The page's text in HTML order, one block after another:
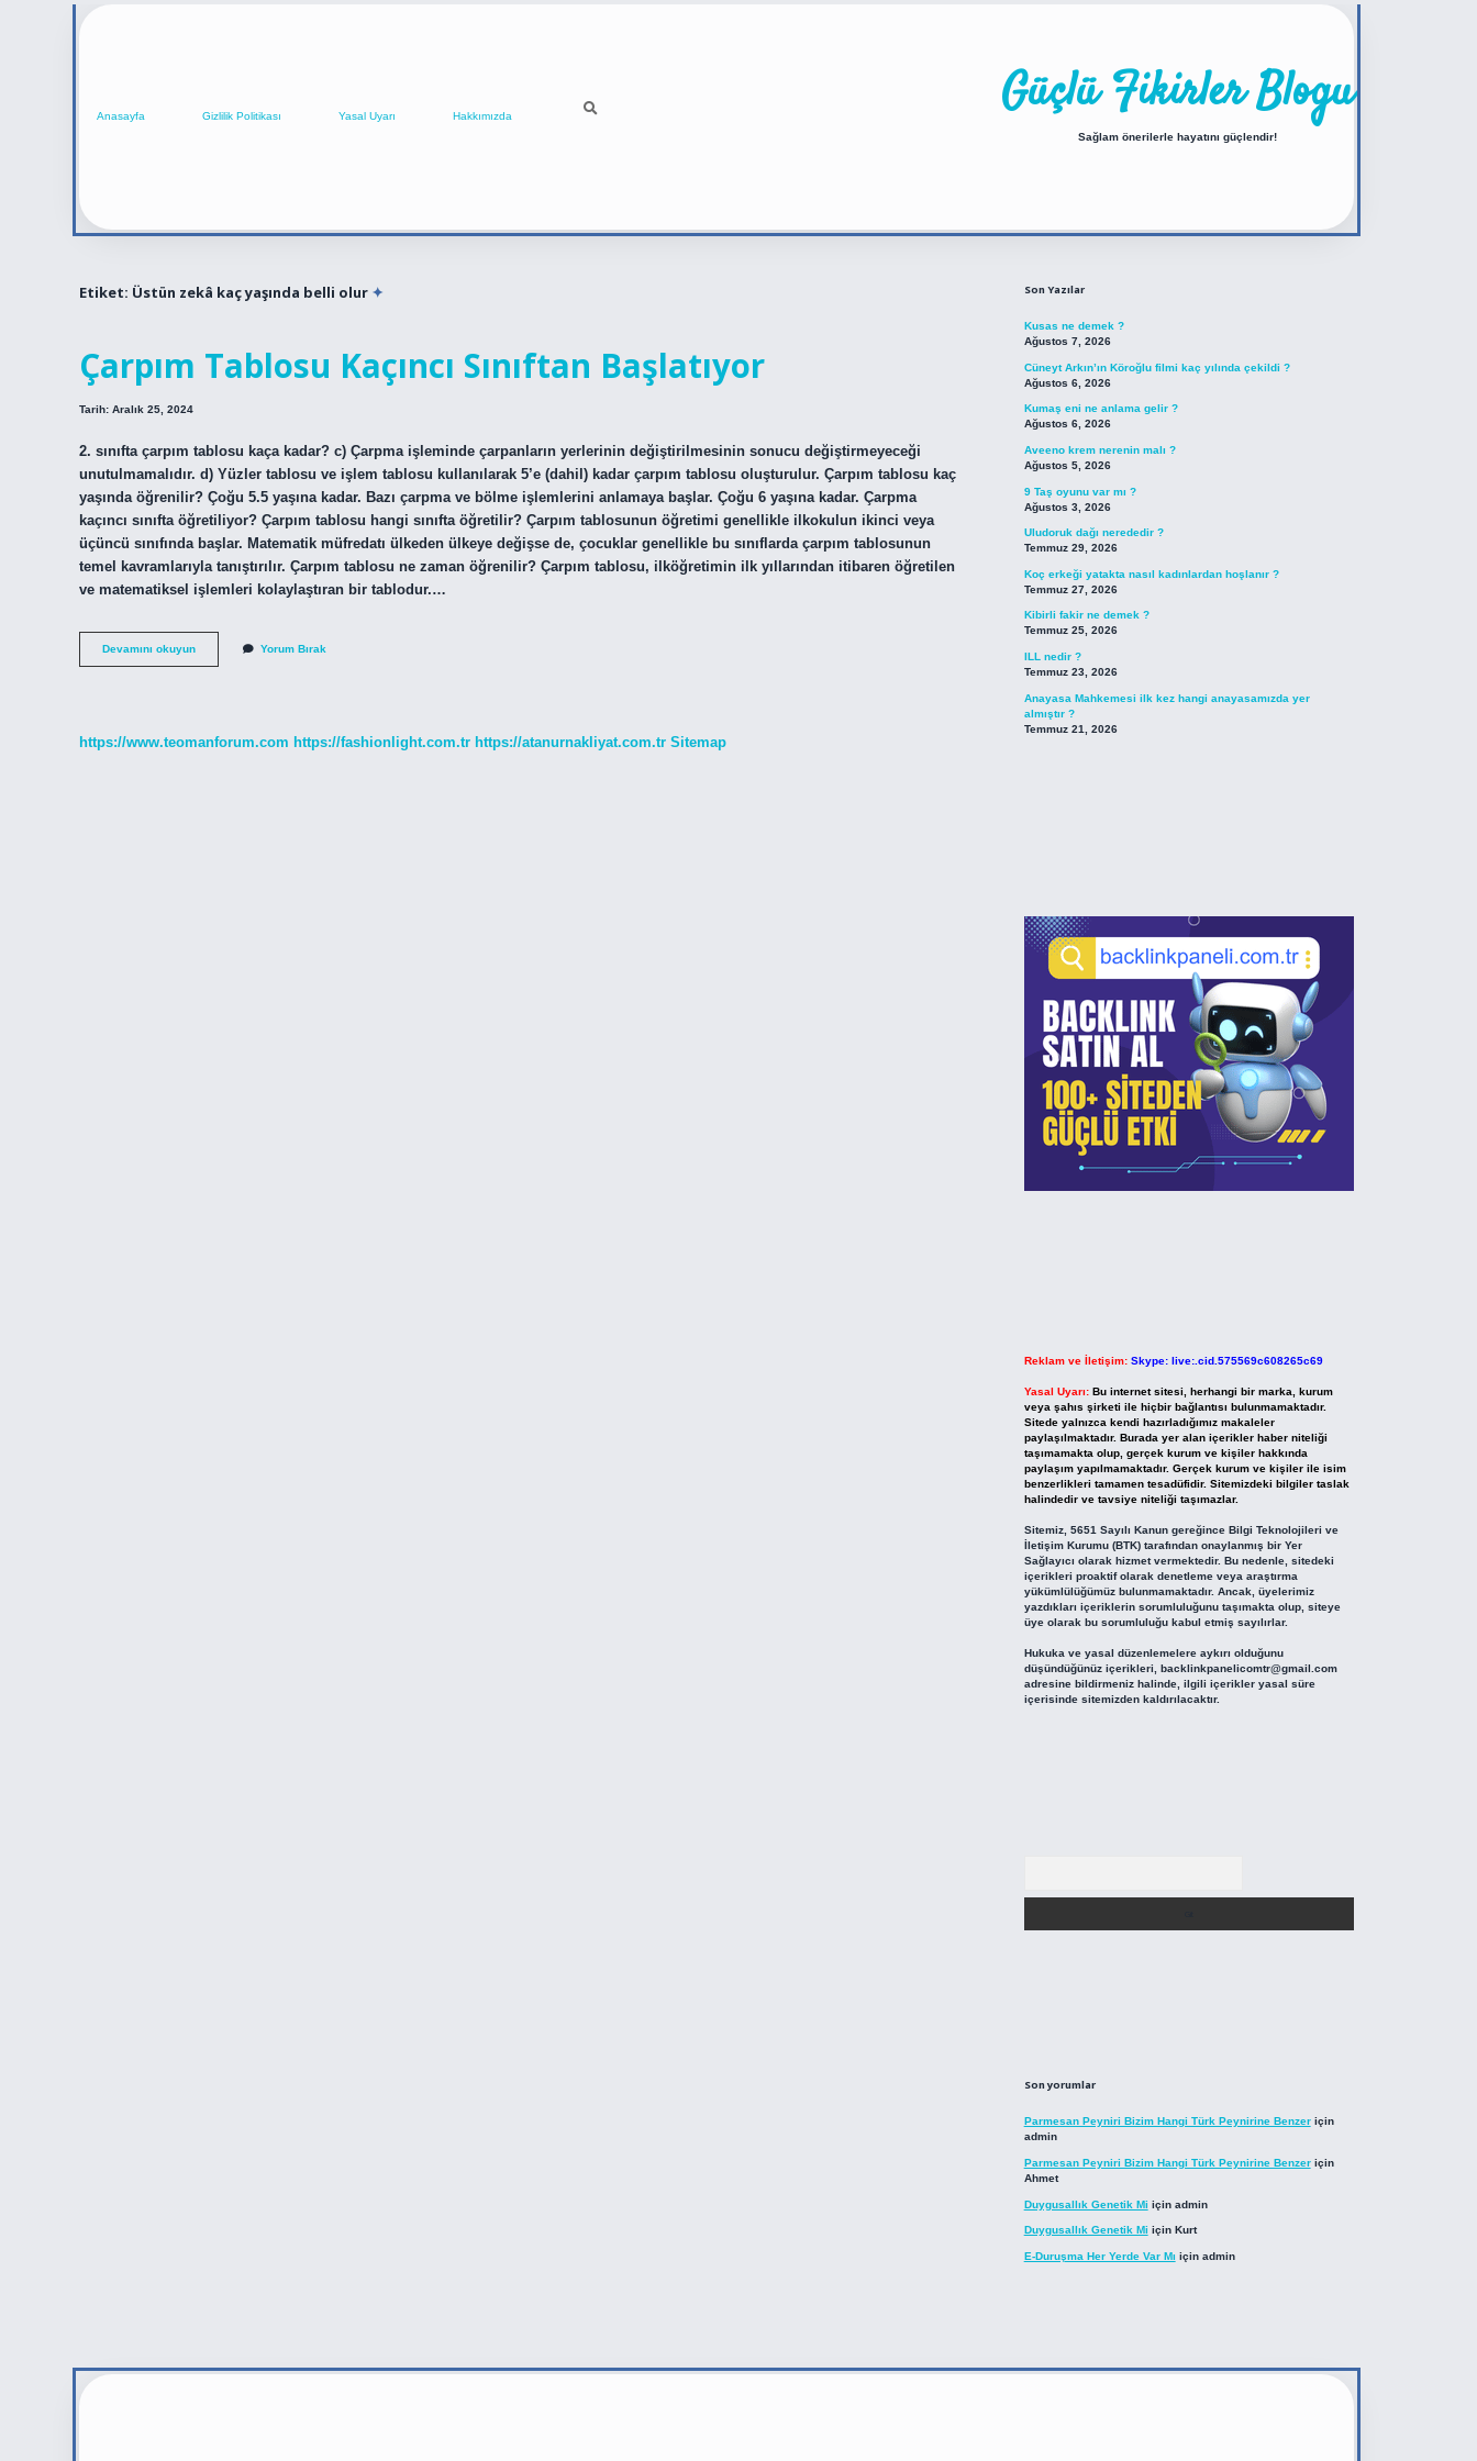
Anasayfa Gizlilik Politikası Yasal Uyarı Hakkımızda Güçlü Fikirler Blogu
Sağlam önerilerle hayatını güçlendir!
Etiket: Üstün zekâ kaç yaşında belli olur
Çarpım Tablosu Kaçıncı Sınıftan Başlatıyor
Tarih: Aralık 25, 2024
2. sınıfta çarpım tablosu kaça kadar? c) Çarpma işleminde çarpanların yerlerinin değiştirilmesinin sonucu değiştirmeyeceği
unutulmamalıdır. d) Yüzler tablosu ve işlem tablosu kullanılarak 5’e (dahil) kadar çarpım tablosu oluşturulur. Çarpım tablosu kaç
yaşında öğrenilir? Çoğu 5.5 yaşına kadar. Bazı çarpma ve bölme işlemlerini anlamaya başlar. Çoğu 6 yaşına kadar. Çarpma
kaçıncı sınıfta öğretiliyor? Çarpım tablosu hangi sınıfta öğretilir? Çarpım tablosunun öğretimi genellikle ilkokulun ikinci veya
üçüncü sınıfında başlar. Matematik müfredatı ülkeden ülkeye değişse de, çocuklar genellikle bu sınıflarda çarpım tablosunun
temel kavramlarıyla tanıştırılır. Çarpım tablosu ne zaman öğrenilir? Çarpım tablosu, ilköğretimin ilk yıllarından itibaren öğretilen
ve matematiksel işlemleri kolaylaştıran bir tablodur.…
Devamını okuyunÇarpım
Tablosu
Yorum Bırak
https://www.teomanforum.com https://fashionlight.com.tr https://atanurnakliyat.com.tr Sitemap
Son Yazılar
Kusas ne demek ?
Ağustos 7, 2026
Cüneyt Arkın’ın Köroğlu filmi kaç yılında çekildi ?
Ağustos 6, 2026
Kumaş eni ne anlama gelir ?
Ağustos 6, 2026
Aveeno krem nerenin malı ?
Ağustos 5, 2026
9 Taş oyunu var mı ?
Ağustos 3, 2026
Uludoruk dağı nerededir ?
Temmuz 29, 2026
Koç erkeği yatakta nasıl kadınlardan hoşlanır ?
Temmuz 27, 2026
Kibirli fakir ne demek ?
Temmuz 25, 2026
ILL nedir ?
Temmuz 23, 2026
Anayasa Mahkemesi ilk kez hangi anayasamızda yer
almıştır ?
Temmuz 21, 2026
Reklam ve İletişim: Skype: live:.cid.575569c608265c69
Yasal Uyarı: Bu internet sitesi, herhangi bir marka, kurum
veya şahıs şirketi ile hiçbir bağlantısı bulunmamaktadır.
Sitede yalnızca kendi hazırladığımız makaleler
paylaşılmaktadır. Burada yer alan içerikler haber niteliği
taşımamakta olup, gerçek kurum ve kişiler hakkında
paylaşım yapılmamaktadır. Gerçek kurum ve kişiler ile isim
benzerlikleri tamamen tesadüfidir. Sitemizdeki bilgiler taslak
halindedir ve tavsiye niteliği taşımazlar.
Sitemiz, 5651 Sayılı Kanun gereğince Bilgi Teknolojileri ve
İletişim Kurumu (BTK) tarafından onaylanmış bir Yer
Sağlayıcı olarak hizmet vermektedir. Bu nedenle, sitedeki
içerikleri proaktif olarak denetleme veya araştırma
yükümlülüğümüz bulunmamaktadır. Ancak, üyelerimiz
yazdıkları içeriklerin sorumluluğunu taşımakta olup, siteye
üye olarak bu sorumluluğu kabul etmiş sayılırlar.
Hukuka ve yasal düzenlemelere aykırı olduğunu
düşündüğünüz içerikleri, backlinkpanelicomtr@gmail.com
adresine bildirmeniz halinde, ilgili içerikler yasal süre
içerisinde sitemizden kaldırılacaktır.
Son yorumlar
Parmesan Peyniri Bizim Hangi Türk Peynirine Benzeriçin
admin
Parmesan Peyniri Bizim Hangi Türk Peynirine Benzeriçin
Ahmet
Duygusallık Genetik Mi için admin
Duygusallık Genetik Mi için Kurt
E-Duruşma Her Yerde Var Mı için admin
https://betexper.live/